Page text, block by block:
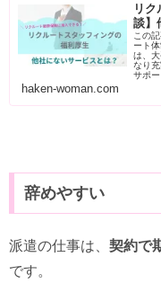
リ
談】
この
ート
は、
なり
サポー
haken-woman.com
辞めやすい
派遣の仕事は、 契約で
です。